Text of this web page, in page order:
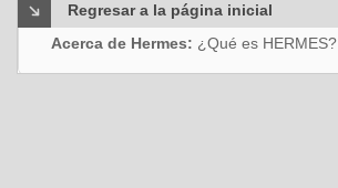
Regresar a la página inicial
Acerca de Hermes: ¿Qué es HERMES?